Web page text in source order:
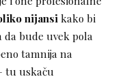
nijansi kako bi
da bude uvek pola
tamnija na
tu uskaču